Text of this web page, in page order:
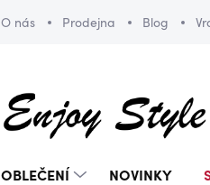
O nás Prodejna Blog
OBLEČENÍ NOVINKY